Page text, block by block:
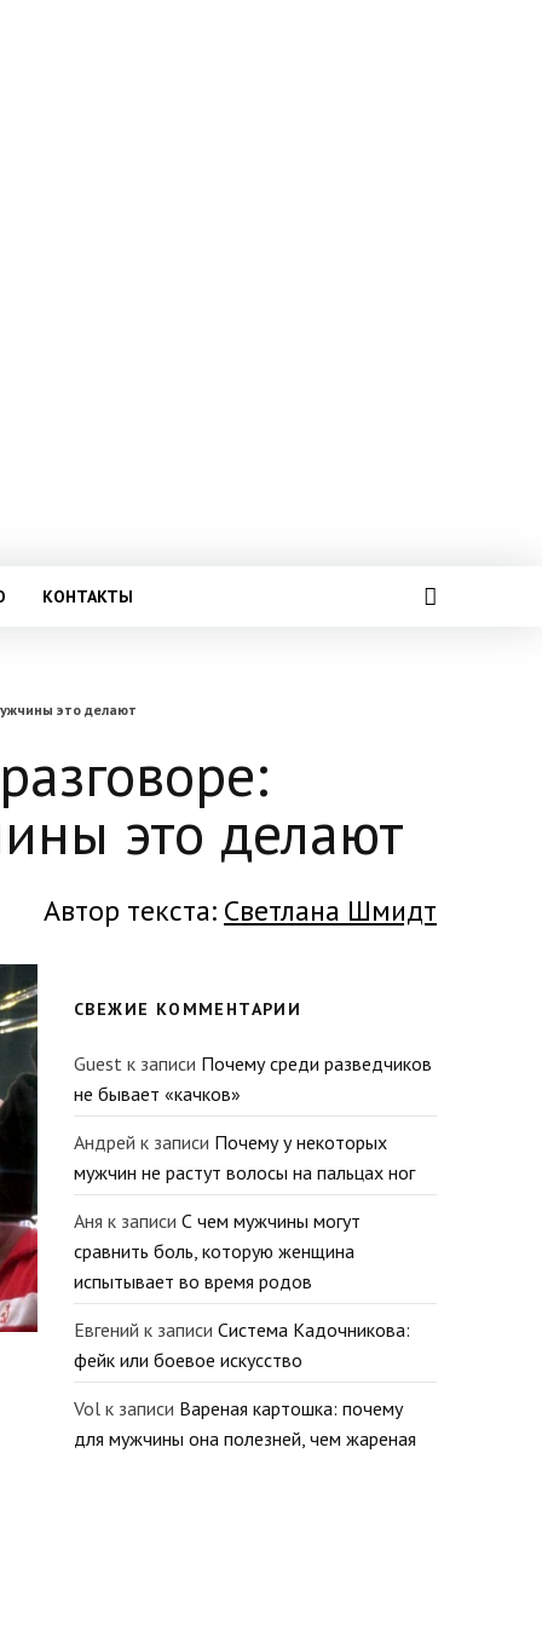
КОНТАКТЫ
это делают
это делают
Автор текста: Светлана Шмидт
СВЕЖИЕ КОММЕНТАРИИ
Guest к записи Почему среди разведчиков
не бывает «качков»
Андрей к записи Почему у некоторых
мужчин не растут волосы на пальцах ног
Аня к записи С чем мужчины могут
сравнить боль, которую женщина
испытывает во время родов
Евгений к записи Система Кадочникова:
фейк или боевое искусство
Vol к записи Вареная картошка: почему
для мужчины она полезней, чем жареная